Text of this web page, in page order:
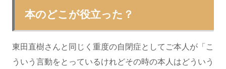
本のどこが役立った？
東田直樹さんと同じく重度の自閉症としてご本人が「こ
ういう言動をとっているけれどその時の本人はどういう